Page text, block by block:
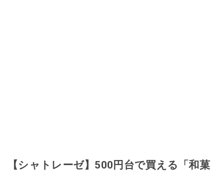
【シャトレーゼ】500円台で買える「和菓